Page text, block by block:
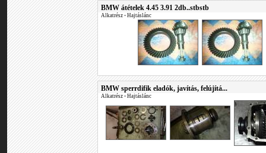
BMW átételek 4.45 3.91 2db..stbstb
Alkatrész • Hajtáslánc
BMW sperrdifik eladók, javítás, felújítá...
Alkatrész • Hajtáslánc